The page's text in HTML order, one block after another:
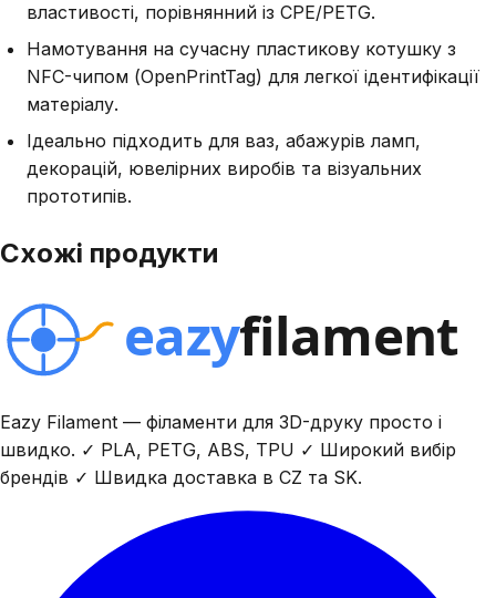
властивості, порівнянний із CPE/PETG.
Намотування на сучасну пластикову котушку з
NFC-чипом (OpenPrintTag) для легкої ідентифікації
матеріалу.
Ідеально підходить для ваз, абажурів ламп,
декорацій, ювелірних виробів та візуальних
прототипів.
Схожі продукти
Eazy Filament — філаменти для 3D-друку просто і
швидко. ✓ PLA, PETG, ABS, TPU ✓ Широкий вибір
брендів ✓ Швидка доставка в CZ та SK.